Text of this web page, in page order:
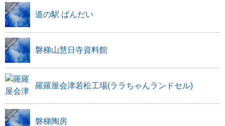
道の駅 ばんだい
磐梯山慧日寺資料館
羅羅屋会津若松工場(ララちゃんランドセル)
磐梯陶房